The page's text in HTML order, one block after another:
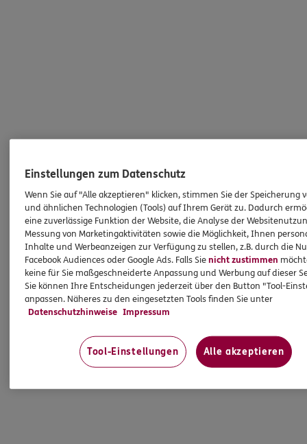
Einstellungen zum Datenschutz
Wenn Sie auf "Alle akzeptieren" klicken, stimmen Sie der Speicherung
und ähnlichen Technologien (Tools) auf Ihrem Gerät zu. Dadurch
eine zuverlässige Funktion der Website, die Analyse der
Messung von Marketingaktivitäten sowie die Möglichkeit, Ihnen
Inhalte und Werbeanzeigen zur Verfügung zu stellen, z.B. durch die
Facebook Audiences oder Google Ads. Falls Sienicht zustimmen
keine für Sie maßgeschneiderte Anpassung und Werbung auf dieser
Sie können Ihre Entscheidungen jederzeit über den Button "Tool-
anpassen. Näheres zu den eingesetzten Tools finden Sie unter
Datenschutzhinweise Impressum
Tool-Einstellungen Alle akzeptieren